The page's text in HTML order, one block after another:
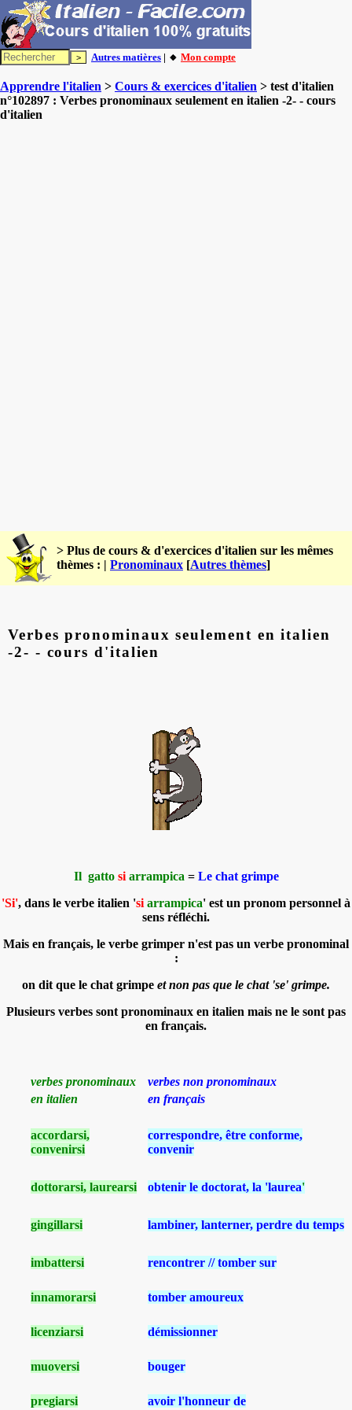
Autres matières | 🔸 Mon compte
Apprendre l'italien > Cours & exercices d'italien > test d'italien
n°102897 : Verbes pronominaux seulement en italien -2- - cours
d'italien
> Plus de cours & d'exercices d'italien sur les mêmes
thèmes : | Pronominaux [Autres thèmes]
Verbes pronominaux seulement en italien
-2- - cours d'italien
Il gatto siarrampica = Le chat grimpe
'Si', dans le verbe italien 'si arrampica' est un pronom personnel à
sens réfléchi.
Mais en français, le verbe grimper n'est pas un verbe pronominal
:
on dit que le chat grimpe et non pas que le chat 'se' grimpe.
Plusieurs verbes sont pronominaux en italien mais ne le sont pas
en français.
verbes pronominaux
verbes non pronominaux
en italien
en français
accordarsi,
convenirsi
correspondre, être conforme,
convenir
dottorarsi, laurearsi obtenir le doctorat, la 'laurea'
gingillarsi lambiner, lanterner, perdre du temps
imbattersi rencontrer // tomber sur
innamorarsi tomber amoureux
licenziarsi démissionner
muoversi bouger
pregiarsi avoir l'honneur de